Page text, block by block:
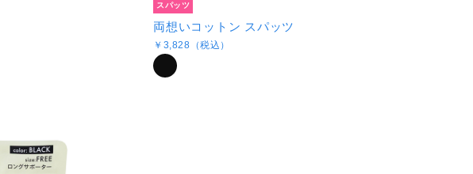
スパッツ
両想いコットン スパッツ
￥3,828（税込）